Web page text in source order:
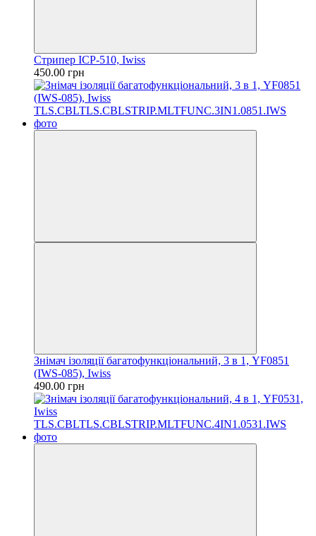
Стрипер ICP-510, Iwiss
450.00 грн
Знімач ізоляції багатофункціональний, 3 в 1, YF0851
(IWS-085), Iwiss
490.00 грн